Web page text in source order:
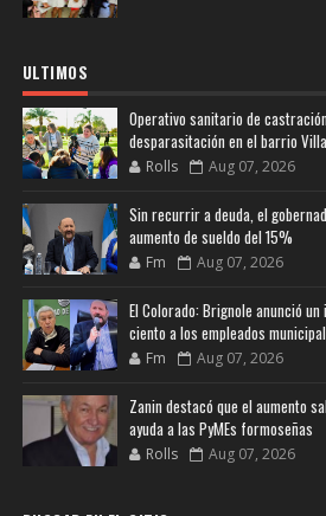
ULTIMOS
Operativo sanitario de
desparasitación en el barrio
Rolls Aug 07, 2026
Sin recurrir a deuda, el
aumento de sueldo del 15%
Fm Aug 07, 2026
El Colorado: Brignole anunció
ciento a los empleados
Fm Aug 07, 2026
Zanin destacó que el aumento
ayuda a las PyMEs formoseñas
Rolls Aug 07, 2026